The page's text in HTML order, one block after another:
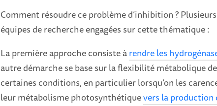
Comment résoudre ce problème d’inhibition ?
équipes de recherche engagées sur cette thématique :
La première approche consiste àrendre les
autre démarche se base sur la flexibilité métabolique
certaines conditions, en particulier lorsqu’on les
leur métabolisme photosynthétiquevers la production